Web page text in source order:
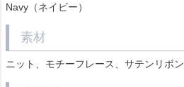
Navy（ネイビー）
素材
ニット、モチーフレース、サテンリボン